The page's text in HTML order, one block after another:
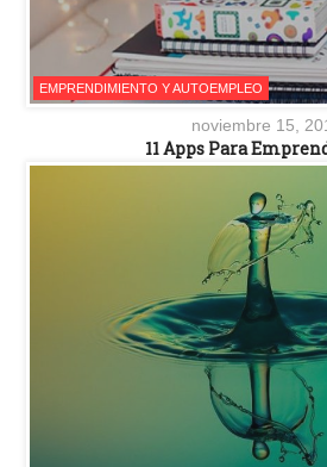
EMPRENDIMIENTO Y AUTOEMPLEO
noviembre 15,
11 Apps Para